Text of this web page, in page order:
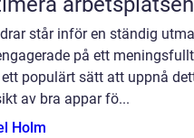
står inför en ständig
på ett
populärt sätt att uppnå
av bra appar fö...
Holm